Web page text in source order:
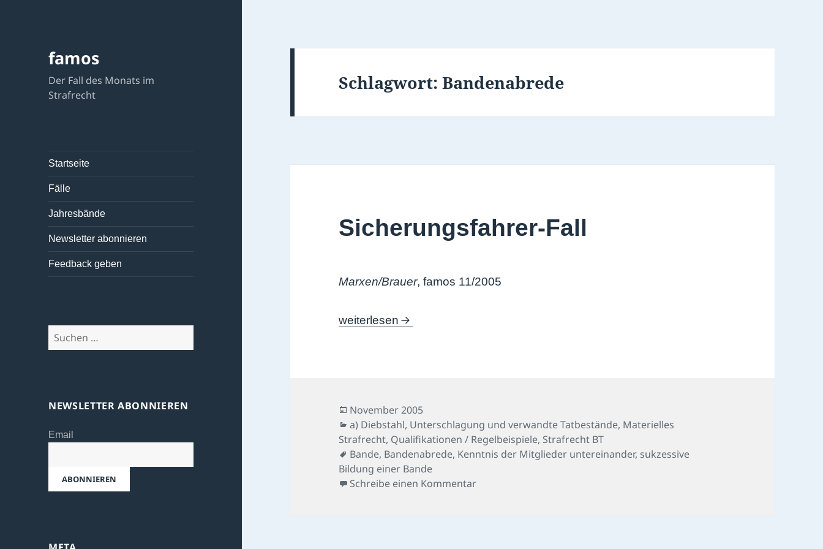
famos
Der Fall des Monats im
Strafrecht
Startseite
Fälle
Jahresbände
Newsletter abonnieren
Feedback geben
Suchen
NEWSLETTER ABONNIEREN
Email
Schlagwort:Bandenabrede
Sicherungsfahrer-Fall
Marxen/Brauer, famos 11/2005
Sicherungsfahrer-Fall
weiterlesen
Veröffentlicht
am
November 2005
Kategorien
a) Diebstahl, Unterschlagung und verwandte Tatbestände, Materielles
Strafrecht, Qualifikationen / Regelbeispiele, Strafrecht BT
Schlagwörter
Bande, Bandenabrede, Kenntnis der Mitglieder untereinander, sukzessive
Bildung einer Bande
Schreibe einen Kommentarzu Sicherungsfahrer-Fall